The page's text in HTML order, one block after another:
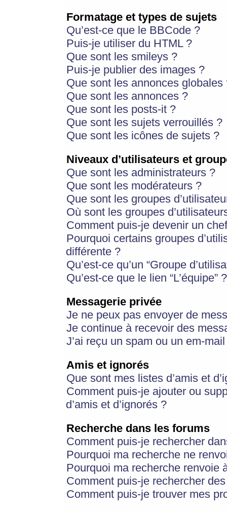
Formatage et types de sujets
Qu’est-ce que le BBCode ?
Puis-je utiliser du HTML ?
Que sont les smileys ?
Puis-je publier des images ?
Que sont les annonces globales
Que sont les annonces ?
Que sont les posts-it ?
Que sont les sujets verrouillés ?
Que sont les icônes de sujets ?
Niveaux d’utilisateurs et
Que sont les administrateurs ?
Que sont les modérateurs ?
Que sont les groupes
Où sont les groupes
Comment puis-je devenir un
Pourquoi certains groupes
différente ?
Qu’est-ce qu’un “Groupe
Qu’est-ce que le lien “L’équipe” ?
Messagerie privée
Je ne peux pas envoyer de
Je continue à recevoir des
J’ai reçu un spam ou un em-
Amis et ignorés
Que sont mes listes d’amis et
Comment puis-je ajouter ou
d’amis et d’ignorés ?
Recherche dans les forums
Comment puis-je rechercher
Pourquoi ma recherche ne
Pourquoi ma recherche renvoie
Comment puis-je rechercher
Comment puis-je trouver mes